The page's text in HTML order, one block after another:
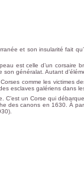
et son insularité fait
est celle d’un corsaire
généralat. Autant
comme les victimes
esclaves galériens dans
C’est un Corse qui
des canons en 1630. À